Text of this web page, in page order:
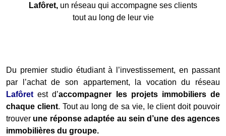
Lafôret, un réseau qui accompagne ses clients
tout au long de leur vie
Du premier studio étudiant à l’investissement, en passant
par l’achat de son appartement, la vocation du réseau
Lafôret est d’accompagner les projets immobiliers de
chaque client. Tout au long de sa vie, le client doit pouvoir
trouver une réponse adaptée au sein d’une des agences
immobilières du groupe.